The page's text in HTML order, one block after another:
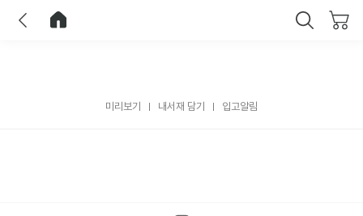
미리보기 내서재 담기 입고알림